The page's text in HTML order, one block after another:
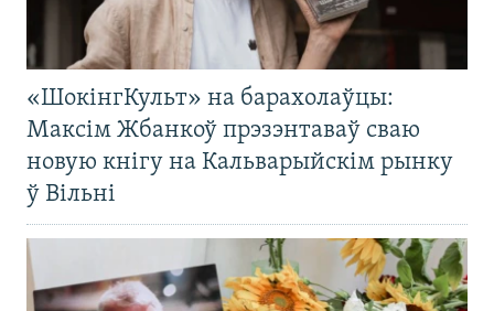
«ШокінгКульт» на барахолаўцы:
Максім Жбанкоў прэзэнтаваў сваю
новую кнігу на Кальварыйскім рынку
ў Вільні